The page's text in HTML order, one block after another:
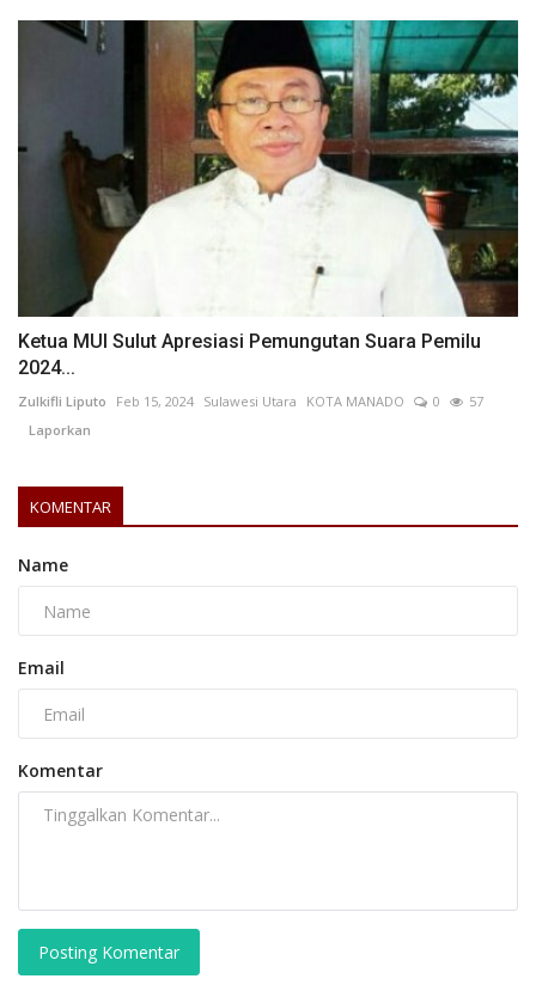
Ketua MUI Sulut Apresiasi Pemungutan Suara Pemilu
2024...
Zulkifli Liputo Feb 15, 2024 Sulawesi Utara KOTA MANADO 0
57
Laporkan
KOMENTAR
Name
Email
Komentar
Posting Komentar